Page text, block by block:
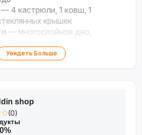
— 4 кастрюли, 1 ковш, 1
крышек
— многослойное дно,
для
Увидеть Больше
shop
(0)
0%